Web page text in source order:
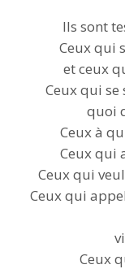
Ils sont
Ceux qui
et ceux
Ceux qui
quoi
Ceux à
Ceux qui
Ceux qui
Ceux qui
Ceux